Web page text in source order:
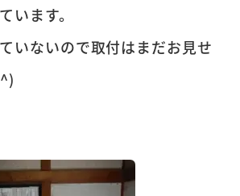
います。
いないので取付はまだお見せ